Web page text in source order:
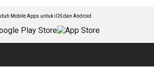
Mobile Apps untuk iOS dan Android